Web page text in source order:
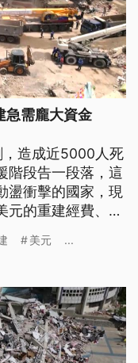
急需龐大資金
造成近5000人死
階段告一段落，這
盪衝擊的國家，現
元的重建經費、還
數。
美元 ...